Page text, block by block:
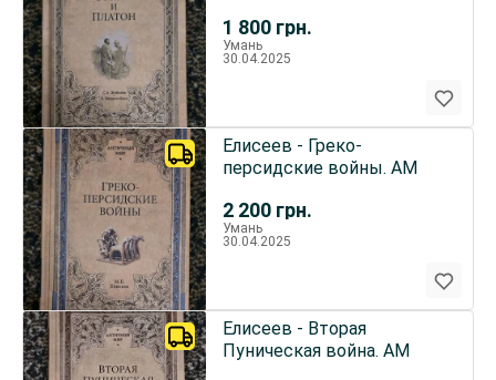
1 800 грн.
Умань
30.04.2025
2 200 грн.
Елисеев - Греко-
персидские войны. АМ
Умань
30.04.2025
Елисеев - Вторая
Пуническая война. АМ